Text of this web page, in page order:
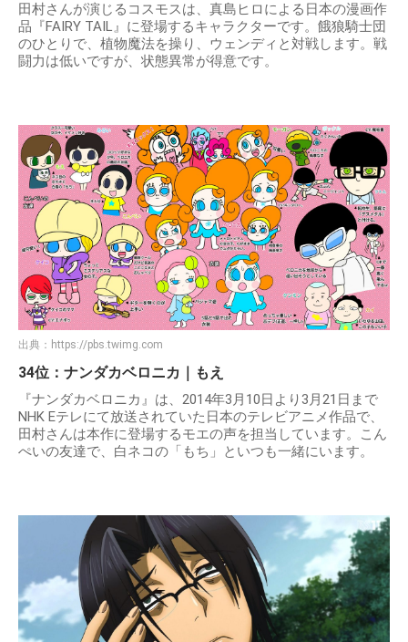
田村さんが演じるコスモスは、真島ヒロによる日本の漫画作
品『FAIRY TAIL』に登場するキャラクターです。餓狼騎士団
のひとりで、植物魔法を操り、ウェンディと対戦します。戦
闘力は低いですが、状態異常が得意です。
出典： https://pbs.twimg.com
34位：ナンダカベロニカ｜もえ
『ナンダカベロニカ』は、2014年3月10日より3月21日まで
NHK Eテレにて放送されていた日本のテレビアニメ作品で、
田村さんは本作に登場するモエの声を担当しています。こん
ぺいの友達で、白ネコの「もち」といつも一緒にいます。